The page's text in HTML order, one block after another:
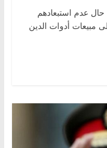
عدم استبعادهم
مبيعات أدوات الدين